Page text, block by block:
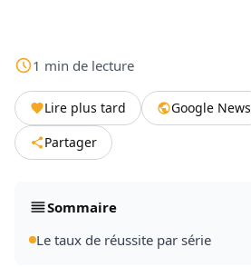
1 min de lecture
Lire plus tard Google News
Partager
Sommaire
Le taux de réussite par série